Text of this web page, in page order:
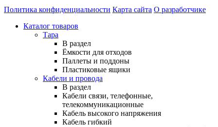
Политика конфиденциальности Карта сайта О разработчике
Каталог товаров
Тара
В раздел
Ёмкости для отходов
Паллеты и поддоны
Пластиковые ящики
Кабели и провода
В раздел
Кабели связи, телефонные,
телекоммуникационные
Кабель высокого напряжения
Кабель гибкий